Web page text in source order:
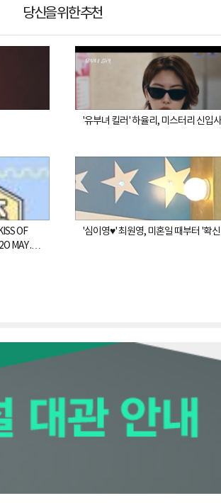
당신을 위한 추천
'유부녀 킬러' 하율리, 미스터리 신입
MAY .
'심이영♥' 최원영, 미혼일 때부터 '확